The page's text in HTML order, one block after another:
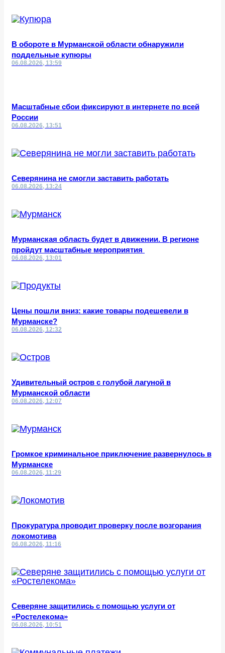
В обороте в Мурманской области обнаружили
поддельные купюры
06.08.2026, 13:59
Масштабные сбои фиксируют в интернете по всей
России
06.08.2026, 13:51
Северянина не смогли заставить работать
06.08.2026, 13:24
Мурманская область будет в движении. В регионе
пройдут масштабные мероприятия
06.08.2026, 13:01
Цены пошли вниз: какие товары подешевели в
Мурманске?
06.08.2026, 12:32
Удивительный остров с голубой лагуной в
Мурманской области
06.08.2026, 12:07
Громкое криминальное приключение развернулось в
Мурманске
06.08.2026, 11:29
Прокуратура проводит проверку после возгорания
локомотива
06.08.2026, 11:16
Северяне защитились с помощью услуги от
«Ростелекома»
06.08.2026, 10:51